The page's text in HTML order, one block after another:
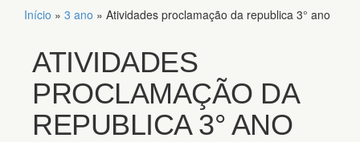
Início » 3 ano » Atividades proclamação da republica 3° ano
ATIVIDADES
PROCLAMAÇÃO DA
REPUBLICA 3° ANO